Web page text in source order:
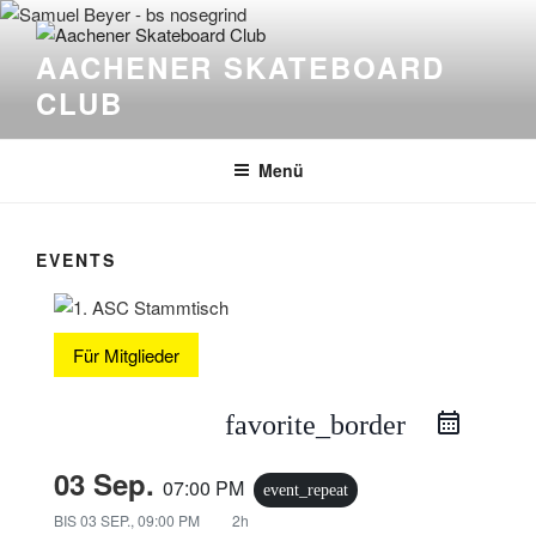
Zum
Inhalt
springenAACHENER SKATEBOARD
CLUB
Menü
EVENTS
Für Mitglieder
favorite_border
03 Sep. 07:00 PM event_repeat
BIS03 SEP., 09:00 PM 2h